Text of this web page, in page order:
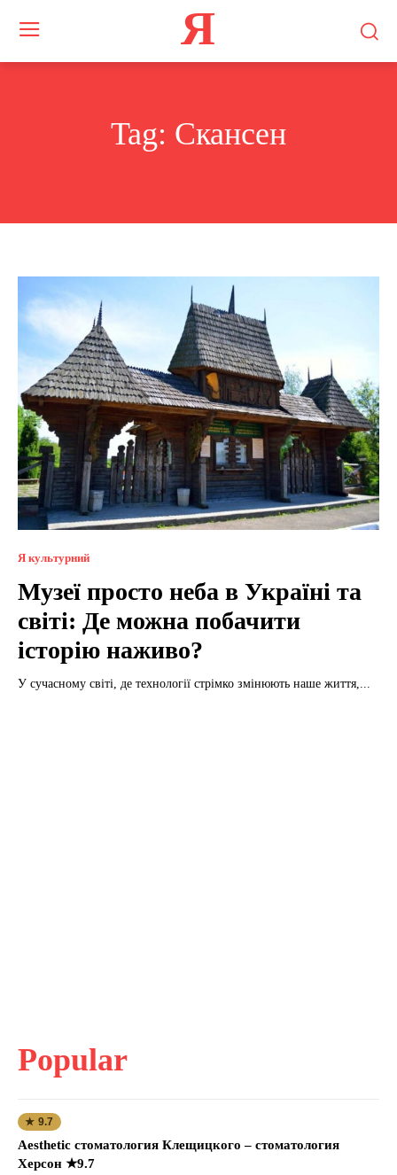
Я
Tag: Скансен
Я культурний
Музеї просто неба в Україні та
світі: Де можна побачити
історію наживо?
У сучасному світі, де технології стрімко змінюють наше життя,...
Popular
★ 9.7
Aesthetic стоматология Клещицкого – стоматология
Херсон ★9.7